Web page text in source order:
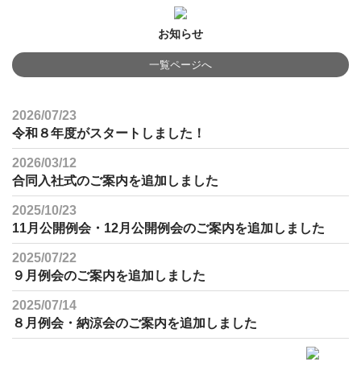
お知らせ
一覧ページへ
2026/07/23
令和８年度がスタートしました！
2026/03/12
合同入社式のご案内を追加しました
2025/10/23
11月公開例会・12月公開例会のご案内を追加しました
2025/07/22
９月例会のご案内を追加しました
2025/07/14
８月例会・納涼会のご案内を追加しました